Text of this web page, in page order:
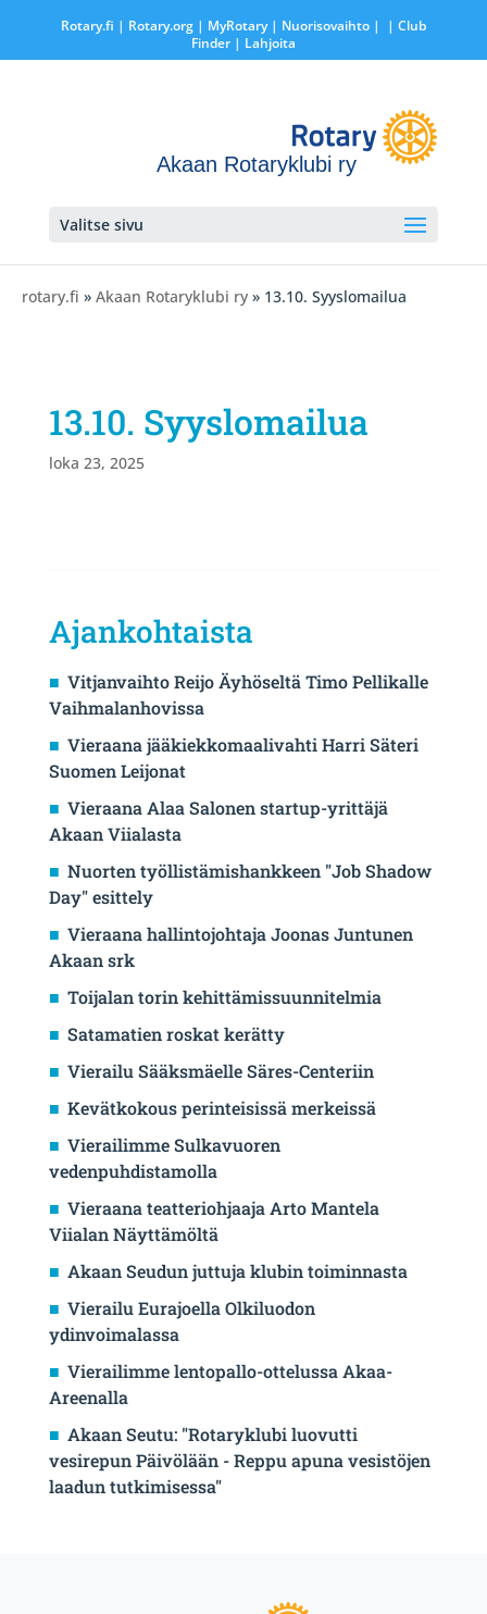
Rotary.fi | Rotary.org| MyRotary | Nuorisovaihto|
| Club
Finder| Lahjoita
Akaan Rotaryklubi ry
Valitse sivu
rotary.fi » Akaan Rotaryklubi ry » 13.10. Syyslomailua
13.10. Syyslomailua
loka 23, 2025
Ajankohtaista
Vitjanvaihto Reijo Äyhöseltä Timo Pellikalle
Vaihmalanhovissa
Vieraana jääkiekkomaalivahti Harri Säteri
Suomen Leijonat
Vieraana Alaa Salonen startup-yrittäjä
Akaan Viialasta
Nuorten työllistämishankkeen "Job Shadow
Day" esittely
Vieraana hallintojohtaja Joonas Juntunen
Akaan srk
Toijalan torin kehittämissuunnitelmia
Satamatien roskat kerätty
Vierailu Sääksmäelle Säres-Centeriin
Kevätkokous perinteisissä merkeissä
Vierailimme Sulkavuoren
vedenpuhdistamolla
Vieraana teatteriohjaaja Arto Mantela
Viialan Näyttämöltä
Akaan Seudun juttuja klubin toiminnasta
Vierailu Eurajoella Olkiluodon
ydinvoimalassa
Vierailimme lentopallo-ottelussa Akaa-
Areenalla
Akaan Seutu: "Rotaryklubi luovutti
vesirepun Päivölään - Reppu apuna vesistöjen
laadun tutkimisessa"